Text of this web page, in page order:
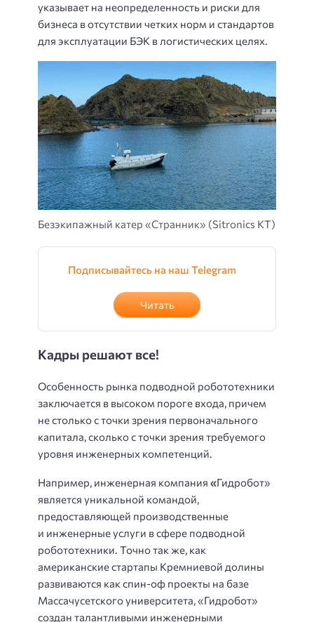
указывает на неопределенность и риски для
бизнеса в отсутствии четких норм и стандартов
для эксплуатации БЭК в логистических целях.
Безэкипажный катер «Странник» (Sitronics KT)
Подписывайтесь на наш Telegram
Читать
Кадры решают все!
Особенность рынка подводной робототехники
заключается в высоком пороге входа, причем
не столько с точки зрения первоначального
капитала, сколько с точки зрения требуемого
уровня инженерных компетенций.
Например, инженерная компания «Гидробот»
является уникальной командой,
предоставляющей производственные
и инженерные услуги в сфере подводной
робототехники. Точно так же, как
американские стартапы Кремниевой долины
развиваются как спин-оф проекты на базе
Массачусетского университета, «Гидробот»
создан талантливыми инженерными